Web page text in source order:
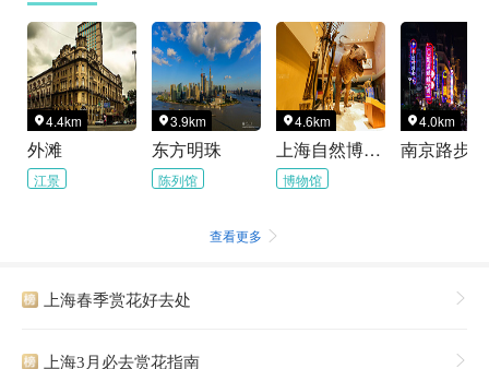
4.4km
外滩
江景
3.9km
东方明珠
陈列馆
4.6km
上海自然博物馆
博物馆
4.0km
南京路步
查看更多 
上海春季赏花好去处 
上海3月必去赏花指南 